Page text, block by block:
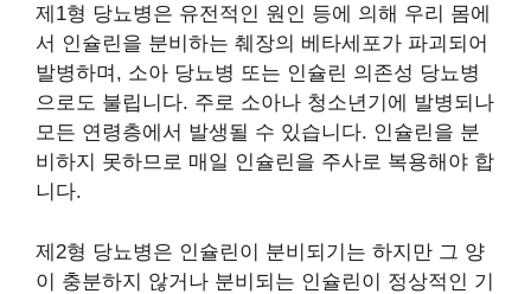
제1형 당뇨병은 유전적인 원인 등에 의해 우리 몸에
서 인슐린을 분비하는 췌장의 베타세포가 파괴되어
발병하며, 소아 당뇨병 또는 인슐린 의존성 당뇨병
으로도 불립니다. 주로 소아나 청소년기에 발병되나
모든 연령층에서 발생될 수 있습니다. 인슐린을 분
비하지 못하므로 매일 인슐린을 주사로 복용해야 합
니다.
제2형 당뇨병은 인슐린이 분비되기는 하지만 그 양
이 충분하지 않거나 분비되는 인슐린이 정상적인 기